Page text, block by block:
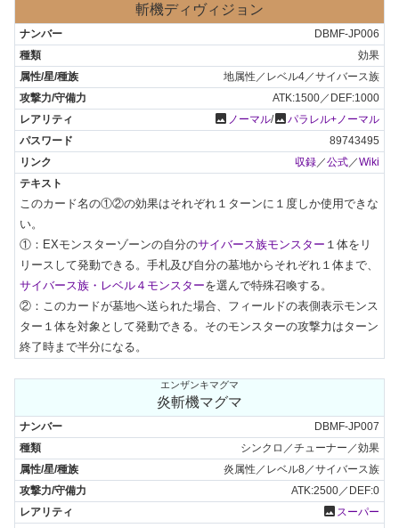
斬機ディヴィジョン
DBMF-JP006
効果
地属性／レベル4／サイバース族
ATK:1500／DEF:1000
photo ノーマル/photoパラレル+ノーマル
89743495
収録 ／公式 ／Wiki
このカード名の①②の効果はそれぞれ１ターンに１度しか使用できな
い。
①：EXモンスターゾーンの自分のサイバース族モンスター １体をリ
リースして発動できる。手札及び自分の墓地からそれぞれ１体まで、
サイバース族・レベル４モンスターを選んで特殊召喚する。
②：このカードが墓地へ送られた場合、フィールドの表側表示モンス
ター１体を対象として発動できる。そのモンスターの攻撃力はターン
終了時まで半分になる。
エンザンキマグマ
炎斬機マグマ
DBMF-JP007
シンクロ／チューナー／効果
炎属性／レベル8／サイバース族
ATK:2500／DEF:0
photo スーパー